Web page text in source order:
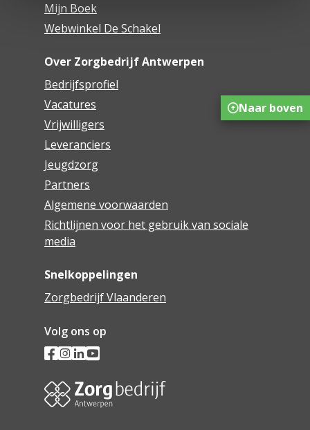
Mijn Boek
Webwinkel De Schakel
Over Zorgbedrijf Antwerpen
Bedrijfsprofiel
Vacatures
Vrijwilligers
Leveranciers
Jeugdzorg
Partners
Algemene voorwaarden
Richtlijnen voor het gebruik van sociale
media
Snelkoppelingen
Zorgbedrijf Vlaanderen
Volg ons op
Naar boven